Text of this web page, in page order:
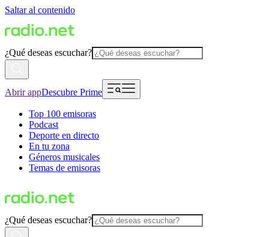
Saltar al contenido
¿Qué deseas escuchar?
Abrir appDescubre Prime
Top 100 emisoras
Podcast
Deporte en directo
En tu zona
Géneros musicales
Temas de emisoras
¿Qué deseas escuchar?